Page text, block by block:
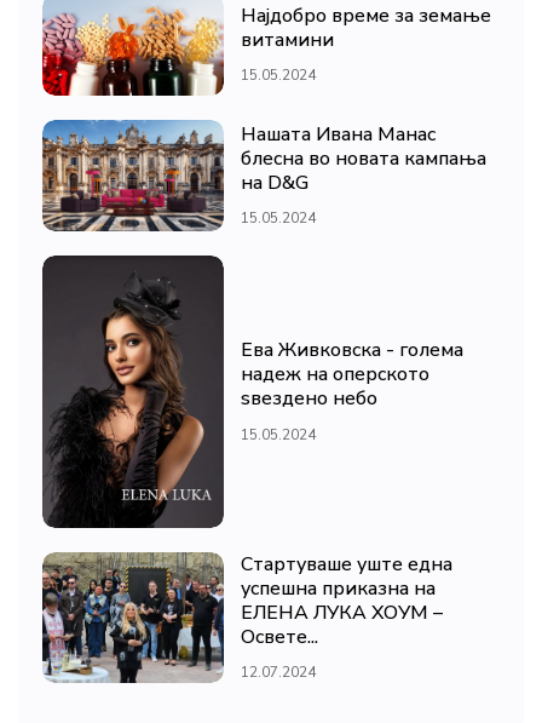
Најдобро време за земање
витамини
15.05.2024
Нашата Ивана Манас
блесна во новата кампања
на D&G
15.05.2024
Ева Живковска - голема
надеж на оперското
ѕвездено небо
15.05.2024
Стартуваше уште една
успешна приказна на
ЕЛЕНА ЛУКА ХОУМ –
Освете...
12.07.2024